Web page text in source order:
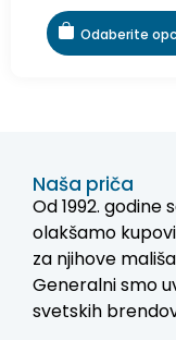
Odaberite
Naša priča
Od 1992.
olakšamo
za njihove
Generalni smo
svetskih